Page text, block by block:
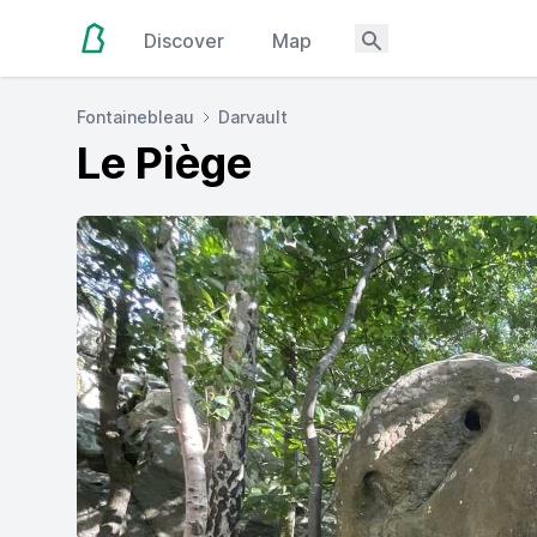
Discover Map
Fontainebleau Darvault
Le Piège